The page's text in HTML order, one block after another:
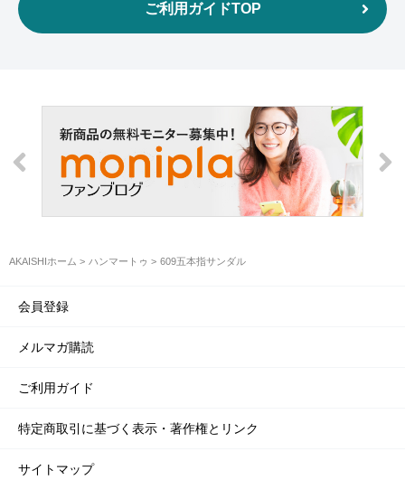
ご利用ガイドTOP
AKAISHIホーム ハンマートゥ 609五本指サンダル
会員登録
メルマガ購読
ご利用ガイド
特定商取引に基づく表示・著作権とリンク
サイトマップ